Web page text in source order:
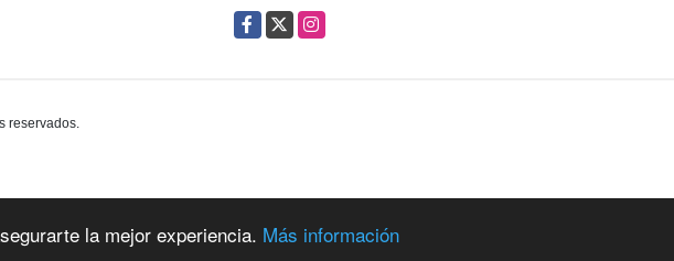
la mejor experiencia. Más información
Facebook
X Instagram
reservados.